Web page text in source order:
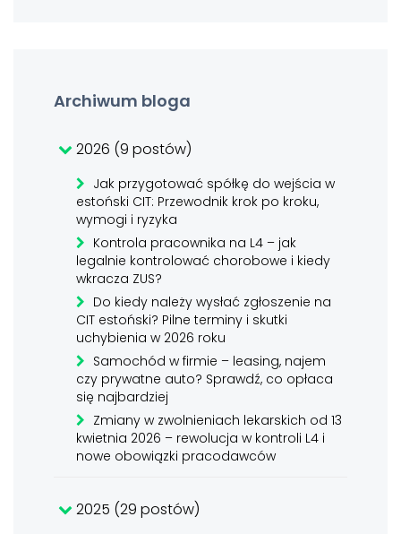
Archiwum bloga
2026 (9 postów)
Jak przygotować spółkę do wejścia w
estoński CIT: Przewodnik krok po kroku,
wymogi i ryzyka
Kontrola pracownika na L4 – jak
legalnie kontrolować chorobowe i kiedy
wkracza ZUS?
Do kiedy należy wysłać zgłoszenie na
CIT estoński? Pilne terminy i skutki
uchybienia w 2026 roku
Samochód w firmie – leasing, najem
czy prywatne auto? Sprawdź, co opłaca
się najbardziej
Zmiany w zwolnieniach lekarskich od 13
kwietnia 2026 – rewolucja w kontroli L4 i
nowe obowiązki pracodawców
2025 (29 postów)